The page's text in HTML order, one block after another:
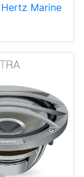
Marine